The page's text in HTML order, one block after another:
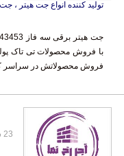
تولید کننده انواع جت هیتر ،
فروش محصولاتش در سراسر
23 ساعت پیش